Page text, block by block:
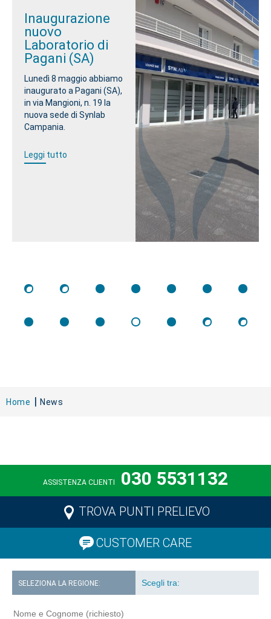
Inaugurazione
nuovo
Laboratorio di
Pagani (SA)
Lunedì 8 maggio abbiamo
inaugurato a Pagani (SA),
in via Mangioni, n. 19 la
nuova sede di Synlab
Campania.
Leggi tutto
Home News
ASSISTENZA CLIENTI 030 5531132
TROVA PUNTI PRELIEVO
CUSTOMER CARE
SELEZIONA LA REGIONE: